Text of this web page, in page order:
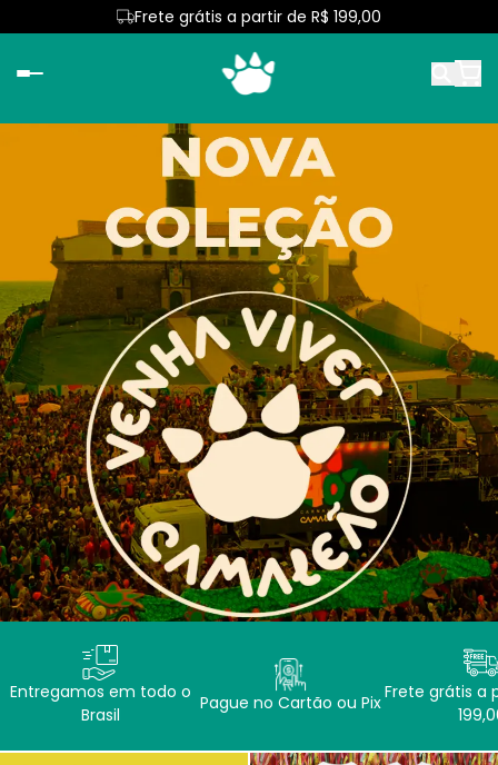
Frete grátis a partir de R$ 199,00
Entregamos em todo o
Brasil
Pague no Cartão ou Pix
Frete grátis a